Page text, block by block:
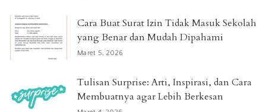
Cara Buat Surat Izin Tidak Masuk Sekolah
yang Benar dan Mudah Dipahami
Maret 5, 2026
Tulisan Surprise: Arti, Inspirasi, dan Cara
Membuatnya agar Lebih Berkesan